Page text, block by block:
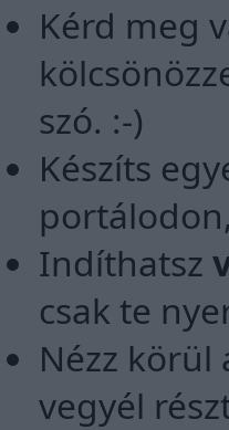
Kérd meg
szó. :-)
Készíts
Indíthatsz
csak te
Nézz körül
vegyél